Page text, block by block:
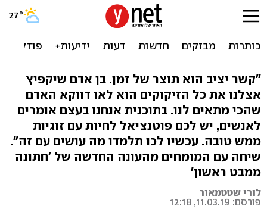
המומחים של 'חתונה ממבט
ראשון': כך התאמנו את הזוג
המאושר
"קשר יציב הוא תוצר של זמן. בן אדם שיקפיץ
אצלנו את כל הזיקוקים הוא לאו דווקא האדם
שהכי מתאים לנו. בתוכנית אנחנו בעצם אומרים
לאנשים, יש לכם פוטנציאל לחיות עם זוגיות
ממש טובה. עכשיו לכו תלמדו מה עושים עם זה".
שיחה עם המומחים מהעונה החדשה של 'חתונה
ממבט ראשון'
לורי שטטמאור
פורסם: 11.03.19, 12:18